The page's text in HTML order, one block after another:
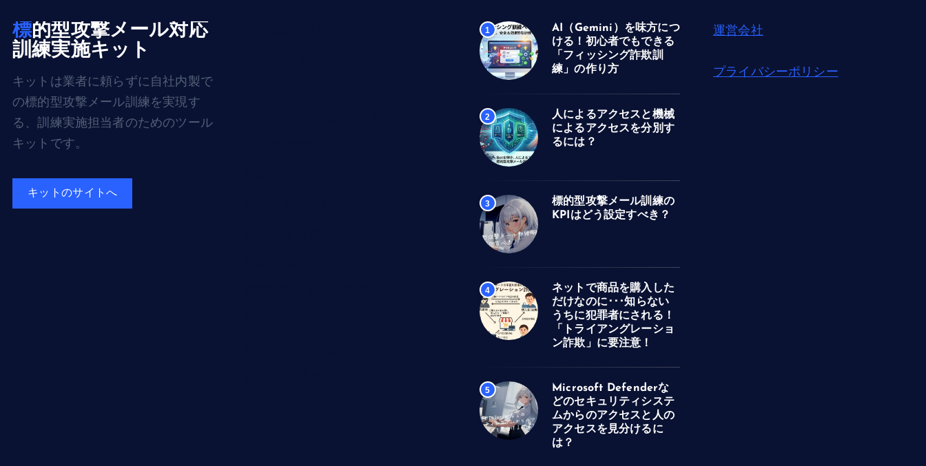
標的型攻撃メール対応
訓練実施キット
キットは業者に頼らずに自社内製で
の標的型攻撃メール訓練を実現す
る、訓練実施担当者のためのツール
キットです。
キットのサイトへ
1
AI（Gemini）を味方につ
ける！初心者でもできる
「フィッシング詐欺訓
練」の作り方
2
人によるアクセスと機械
によるアクセスを分別す
るには？
3
標的型攻撃メール訓練の
KPIはどう設定すべき？
4
ネットで商品を購入した
だけなのに･･･知らない
うちに犯罪者にされる！
「トライアングレーショ
ン詐欺」に要注意！
5
Microsoft Defenderな
どのセキュリティシステ
ムからのアクセスと人の
アクセスを見分けるに
は？
運営会社
プライバシーポリシー